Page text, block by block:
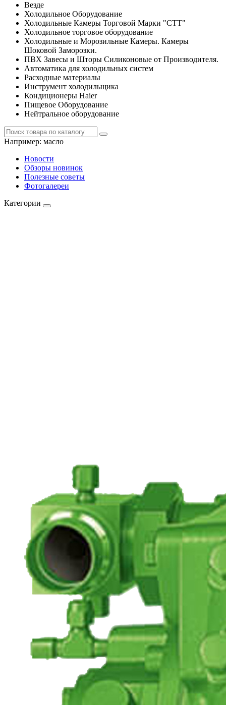
Везде
Холодильное Оборудование
Холодильные Камеры Торговой Марки "СТТ"
Холодильное торговое оборудование
Холодильные и Морозильные Камеры. Камеры
Шоковой Заморозки.
ПВХ Завесы и Шторы Силиконовые от Производителя.
Автоматика для холодильных систем
Расходные материалы
Инструмент холодильщика
Кондиционеры Haier
Пищевое Оборудование
Нейтральное оборудование
Например: масло
Новости
Обзоры новинок
Полезные советы
Фотогалереи
Категории